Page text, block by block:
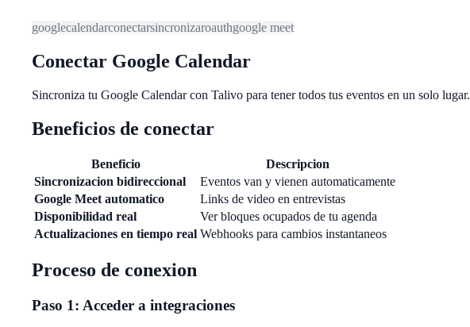
googlecalendarconectarsincronizaroauthgoogle meet
Conectar Google Calendar
Sincroniza tu Google Calendar con Talivo para tener todos tus eventos en un solo lugar.
Beneficios de conectar
Beneficio
Descripcion
Sincronizacion bidireccional
Eventos van y vienen automaticamente
Google Meet automatico
Links de video en entrevistas
Disponibilidad real
Ver bloques ocupados de tu agenda
Actualizaciones en tiempo real Webhooks para cambios instantaneos
Proceso de conexion
Paso 1: Acceder a integraciones